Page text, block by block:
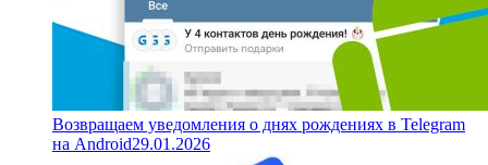
Возвращаем уведомления о днях рождениях в Telegram
на Android29.01.2026